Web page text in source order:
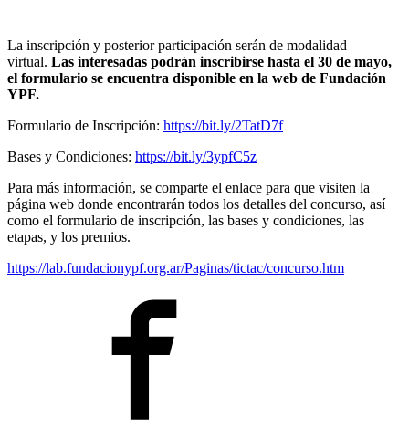
La inscripción y posterior participación serán de modalidad
virtual. Las interesadas podrán inscribirse hasta el 30 de mayo,
el formulario se encuentra disponible en la web de Fundación
YPF.
Formulario de Inscripción: https://bit.ly/2TatD7f
Bases y Condiciones: https://bit.ly/3ypfC5z
Para más información, se comparte el enlace para que visiten la
página web donde encontrarán todos los detalles del concurso, así
como el formulario de inscripción, las bases y condiciones, las
etapas, y los premios.
https://lab.fundacionypf.org.ar/Paginas/tictac/concurso.htm